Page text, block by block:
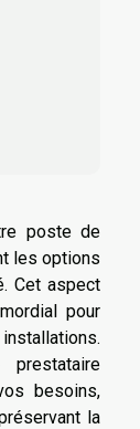
poste de
les options
Cet aspect
pour
prestataire
besoins,
la